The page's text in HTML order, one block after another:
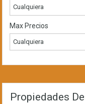
Cualquiera
Max Precios
Cualquiera
Propiedades